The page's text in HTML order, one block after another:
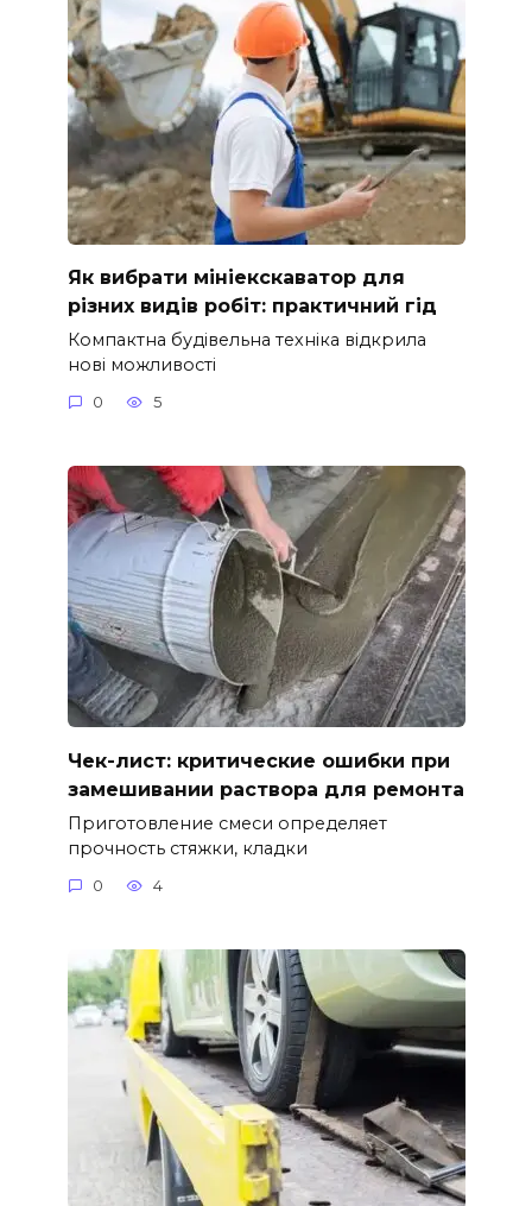
Як вибрати мініекскаватор для
різних видів робіт: практичний гід
Компактна будівельна техніка відкрила
нові можливості
0 5
Чек-лист: критические ошибки при
замешивании раствора для ремонта
Приготовление смеси определяет
прочность стяжки, кладки
0 4